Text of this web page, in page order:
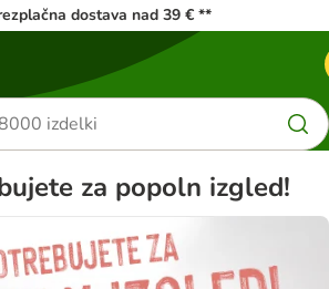
dostava nad 39 € **
za popoln izgled!